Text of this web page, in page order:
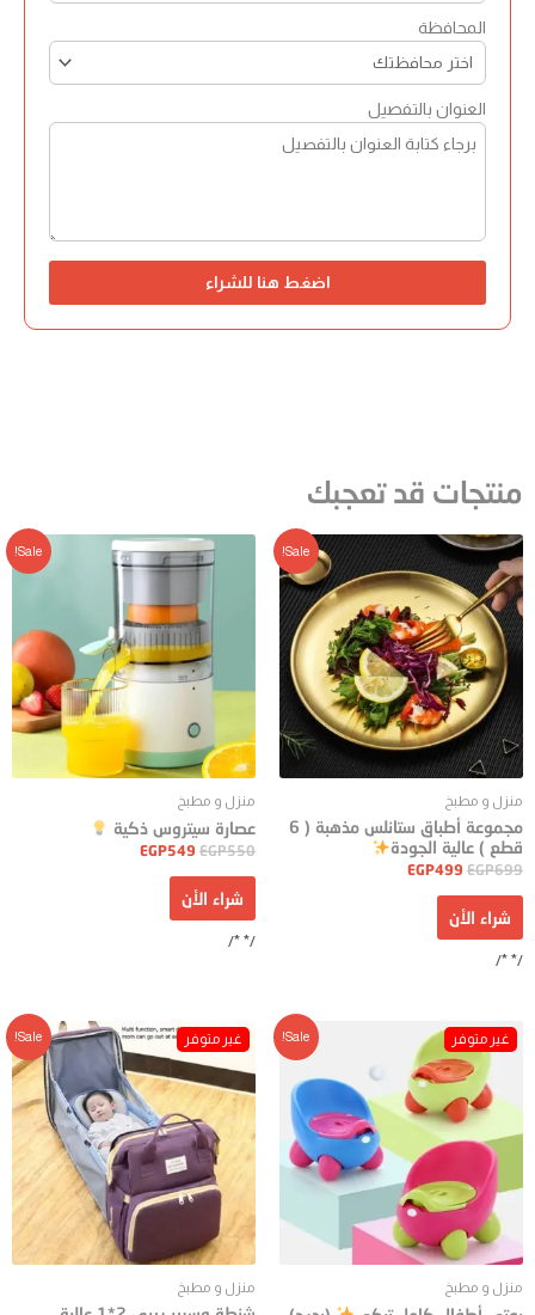
المحافظة
العنوان بالتفصيل
اضغط هنا للشراء
منتجات قد تعجبك
Sale!
منزل و مطبخ
مجموعة أطباق ستانلس مذهبة ( 6
قطع ) عالية الجودة
EGP699
EGP499
شراء الأن
/* */
Sale!
منزل و مطبخ
عصارة سيتروس ذكية
EGP550
EGP549
شراء الأن
/* */
Sale!
منزل و مطبخ
Sale!
منزل و مطبخ